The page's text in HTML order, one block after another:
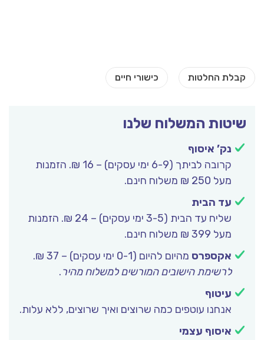
שיטות המשלוח שלנו
נק’ איסוף
קרובה לביתך (6-9 ימי עסקים) – 16 ₪. הזמנות
מעל 250 ₪ משלוח חינם.
עד הבית
שליח עד הבית (3-5 ימי עסקים) – 24 ₪. הזמנות
מעל 399 ₪ משלוח חינם.
אקספרס מהיום להיום (0-1 ימי עסקים) – 37 ₪.
לרשימת הישובים המורשים למשלוח מהיר.
עיטוף
אנחנו עוטפים כמה שרוצים ואיך שרוצים, ללא עלות.
איסוף עצמי